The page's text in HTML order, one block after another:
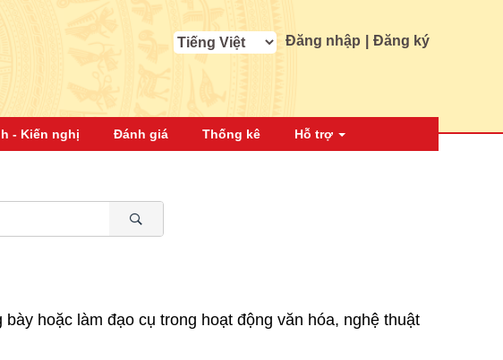
Đăng nhập Đăng ký
- Kiến nghị Đánh giá Thống kê Hỗ trợ
hoặc làm đạo cụ trong hoạt động văn hóa, nghệ thuật